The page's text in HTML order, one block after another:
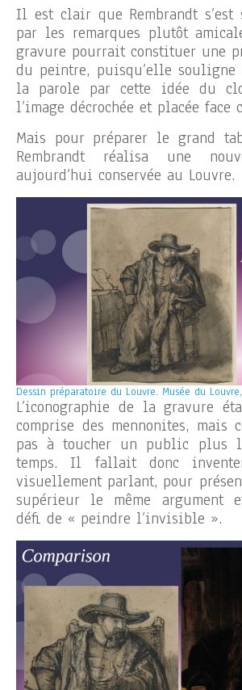
Il est clair que Rembrandt
par les remarques plutôt
gravure pourrait constituer une
du peintre, puisqu’elle souligne
la parole par cette idée du
l’image décrochée et placée face
Mais pour préparer le grand
Rembrandt réalisa une
aujourd’hui conservée au Louvre.
Dessin préparatoire du Louvre. Musée du
L’iconographie de la gravure
comprise des mennonites, mais
pas à toucher un public plus
temps. Il fallait donc
visuellement parlant, pour
supérieur le même argument
défi de « peindre l’invisible ».